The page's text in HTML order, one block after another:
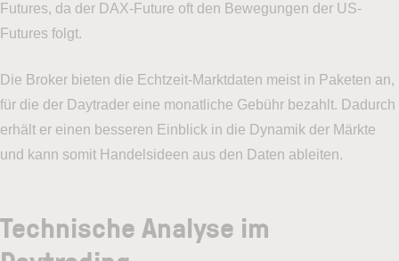
Futures, da der DAX-Future oft den Bewegungen der US-
Futures folgt.
Die Broker bieten die Echtzeit-Marktdaten meist in Paketen an,
für die der Daytrader eine monatliche Gebühr bezahlt. Dadurch
erhält er einen besseren Einblick in die Dynamik der Märkte
und kann somit Handelsideen aus den Daten ableiten.
Technische Analyse im